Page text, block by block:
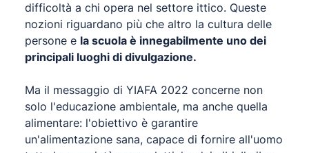
difficoltà a chi opera nel settore ittico. Queste
nozioni riguardano più che altro la cultura delle
persone e la scuola è innegabilmente uno dei
principali luoghi di divulgazione.
Ma il messaggio di YIAFA 2022 concerne non
solo l'educazione ambientale, ma anche quella
alimentare: l'obiettivo è garantire
un'alimentazione sana, capace di fornire all'uomo